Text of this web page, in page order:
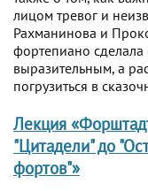
лицом тревог и
Рахманинова и
фортепиано сделала
выразительным, а
погрузиться в
Лекция
"Цитадели" до
фортов"»